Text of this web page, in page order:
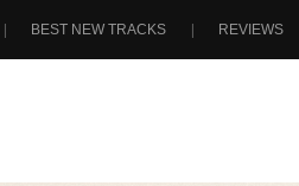
BEST NEW TRACKS REVIEWS